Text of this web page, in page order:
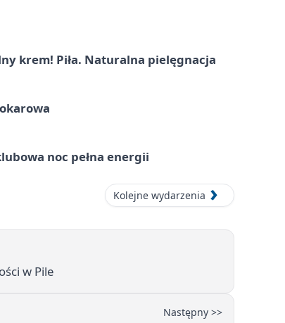
krem! Piła. Naturalna pielęgnacja
noc pełna energii
Kolejne wydarzenia
w Pile
Następny >>